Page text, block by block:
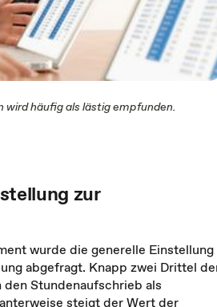
wird häufig als lästig empfunden.
zur
wurde die generelle Einstellung
abgefragt. Knapp zwei Drittel
Stundenaufschrieb als
steigt der Wert der